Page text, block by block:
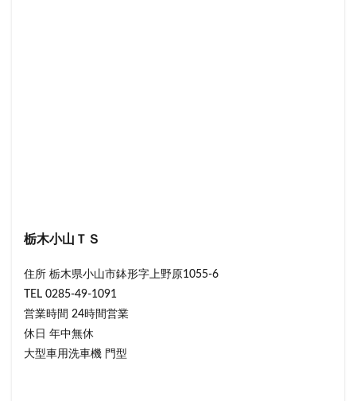
栃木小山ＴＳ
住所 栃木県小山市鉢形字上野原1055-6
TEL 0285-49-1091
営業時間 24時間営業
休日 年中無休
大型車用洗車機 門型